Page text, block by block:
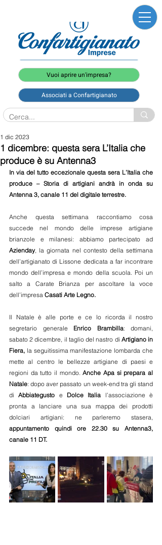
Vuoi aprire un'impresa?
Associati a Confartigianato
1 dicembre: questa sera L’Italia che
produce è su Antenna3
1 dic 2023
In via del tutto eccezionale questa sera L’Italia che
produce – Storia di artigiani andrà in onda su
Antenna 3, canale 11 del digitale terrestre.
Anche questa settimana raccontiamo cosa
succede nel mondo delle imprese artigiane
Azienday, la giornata nel contesto della settimana
dell’artigianato di Lissone dedicata a far incontrare
mondo dell’impresa e mondo della scuola. Poi un
salto a Carate Brianza per ascoltare la voce
dell’impresa Casati Arte Legno.
Il Natale è alle porte e ce lo ricorda il nostro
segretario generale Enrico Brambilla: domani,
sabato 2 dicembre, il taglio del nastro di Artigiano in
Fiera, la seguitissima manifestazione lombarda che
mette al centro le bellezze artigiane di paesi e
regioni da tutto il mondo. Anche Apa si prepara al
Natale: dopo aver passato un week-end tra gli stand
di Abbiategusto e Dolce Italia l’associazione è
pronta a lanciare una sua mappa dei prodotti
appuntamento quindi ore 22.30 su Antenna3,
canale 11 DT.